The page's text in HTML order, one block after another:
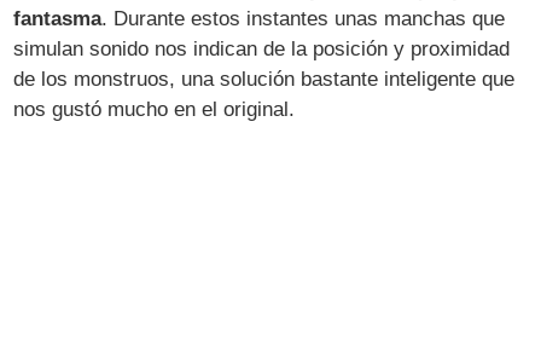
fantasma. Durante estos instantes unas manchas que
simulan sonido nos indican de la posición y proximidad
de los monstruos, una solución bastante inteligente que
nos gustó mucho en el original.